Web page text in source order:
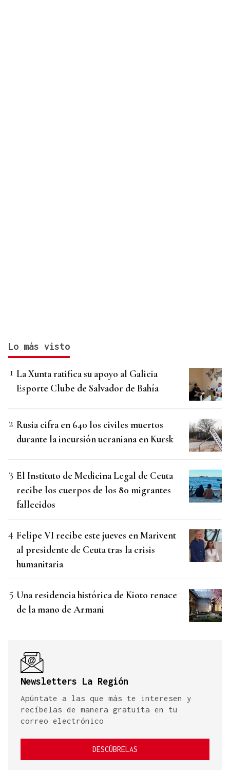
Lo más visto
La Xunta ratifica su apoyo al Galicia
Esporte Clube de Salvador de Bahía
Rusia cifra en 640 los civiles muertos
durante la incursión ucraniana en Kursk
El Instituto de Medicina Legal de Ceuta
recibe los cuerpos de los 80 migrantes
fallecidos
Felipe VI recibe este jueves en Marivent
al presidente de Ceuta tras la crisis
humanitaria
Una residencia histórica de Kioto renace
de la mano de Armani
Newsletters La Región
Apúntate a las que más te interesen y
recíbelas de manera gratuita en tu
correo electrónico
DESCÚBRELAS